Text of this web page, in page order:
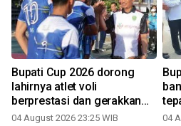
Bupati Cup 2026 dorong
lahirnya atlet voli
berprestasi dan gerakkan
ekonomi daerah
04 August 2026 23:25 WIB 04